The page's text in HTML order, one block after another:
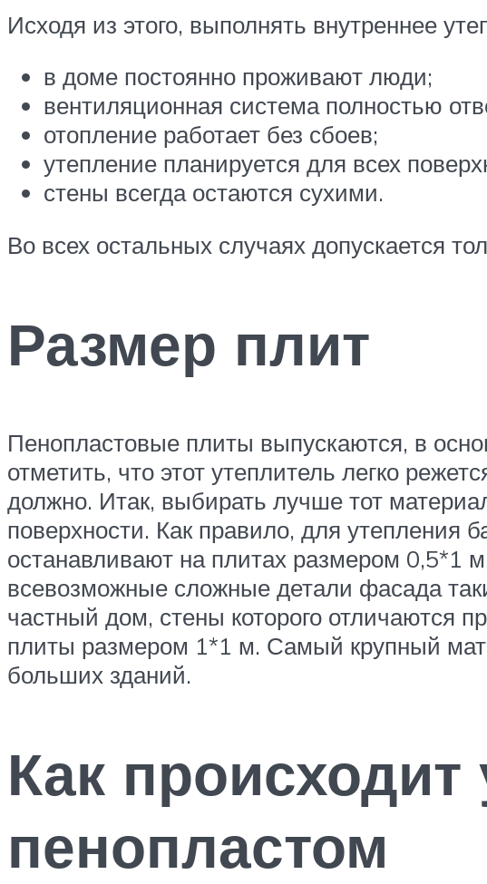
Исходя из этого, выполнять внутреннее
в доме постоянно проживают люди;
вентиляционная система полностью
отопление работает без сбоев;
утепление планируется для всех
стены всегда остаются сухими.
Во всех остальных случаях допускается
Размер плит
Пенопластовые плиты выпускаются, в
отметить, что этот утеплитель легко
должно. Итак, выбирать лучше тот
поверхности. Как правило, для утепления
останавливают на плитах размером 0,5*1
всевозможные сложные детали фасада
частный дом, стены которого отличаются
плиты размером 1*1 м. Самый крупный
больших зданий.
Как
пенопластом